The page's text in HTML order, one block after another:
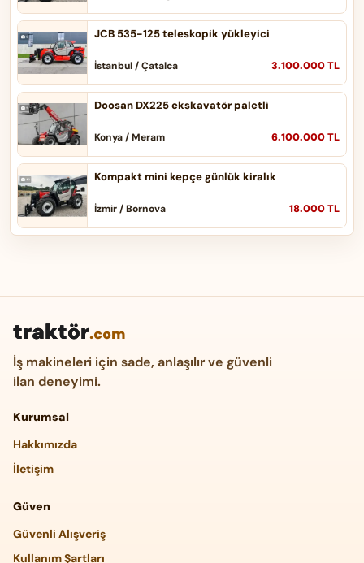
JCB 535-125 teleskopik yükleyici
3.100.000 TL
İstanbul / Çatalca
Doosan DX225 ekskavatör paletli
6.100.000 TL
Konya / Meram
Kompakt mini kepçe günlük kiralık
18.000 TL
İzmir / Bornova
traktör.com
İş makineleri için sade, anlaşılır ve güvenli
ilan deneyimi.
Kurumsal
Hakkımızda
İletişim
Güven
Güvenli Alışveriş
Kullanım Şartları